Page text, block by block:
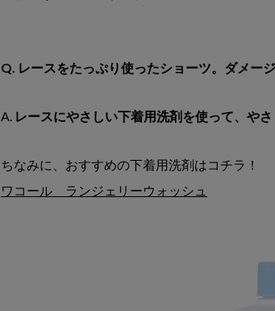
Q. レースをたっぷり使ったショーツ。ダメー
A. レースにやさしい下着用洗剤を使って、や
ちなみに、おすすめの下着用洗剤はコチラ！
ワコール ランジェリーウォッシュ